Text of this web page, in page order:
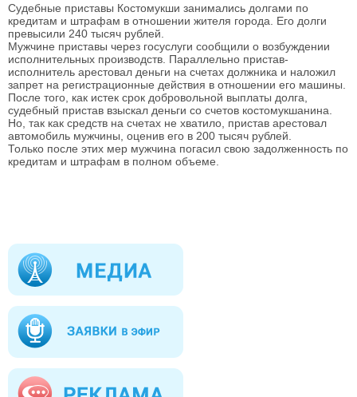
Судебные приставы Костомукши занимались долгами по
кредитам и штрафам в отношении жителя города. Его долги
превысили 240 тысяч рублей.
Мужчине приставы через госуслуги сообщили о возбуждении
исполнительных производств. Параллельно пристав-
исполнитель арестовал деньги на счетах должника и наложил
запрет на регистрационные действия в отношении его машины.
После того, как истек срок добровольной выплаты долга,
судебный пристав взыскал деньги со счетов костомукшанина.
Но, так как средств на счетах не хватило, пристав арестовал
автомобиль мужчины, оценив его в 200 тысяч рублей.
Только после этих мер мужчина погасил свою задолженность по
кредитам и штрафам в полном объеме.